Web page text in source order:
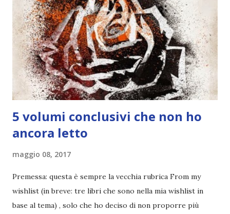
5 volumi conclusivi che non ho
ancora letto
maggio 08, 2017
Premessa: questa è sempre la vecchia rubrica From my
wishlist (in breve: tre libri che sono nella mia wishlist in
base al tema) , solo che ho deciso di non proporre più